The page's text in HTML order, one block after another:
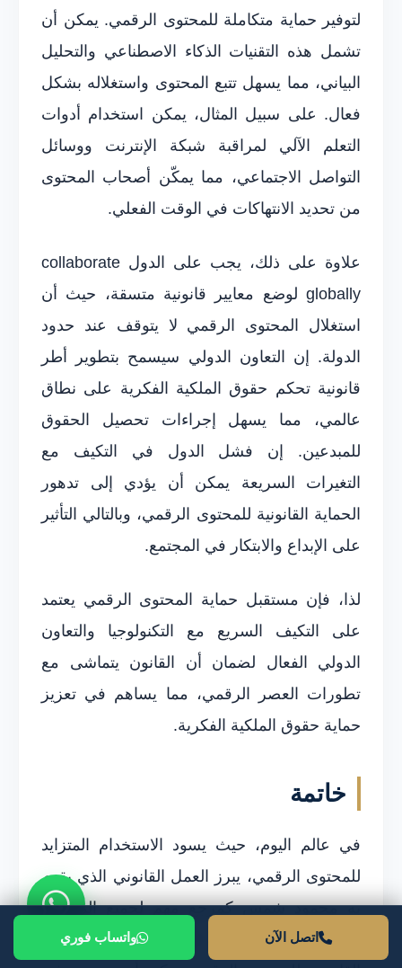
لتوفير حماية متكاملة للمحتوى الرقمي. يمكن أن
تشمل هذه التقنيات الذكاء الاصطناعي والتحليل
البياني، مما يسهل تتبع المحتوى واستغلاله بشكل
فعال. على سبيل المثال، يمكن استخدام أدوات
التعلم الآلي لمراقبة شبكة الإنترنت ووسائل
التواصل الاجتماعي، مما يمكّن أصحاب المحتوى
من تحديد الانتهاكات في الوقت الفعلي.
علاوة على ذلك، يجب على الدول collaborate
globally لوضع معايير قانونية متسقة، حيث أن
استغلال المحتوى الرقمي لا يتوقف عند حدود
الدولة. إن التعاون الدولي سيسمح بتطوير أطر
قانونية تحكم حقوق الملكية الفكرية على نطاق
عالمي، مما يسهل إجراءات تحصيل الحقوق
للمبدعين. إن فشل الدول في التكيف مع
التغيرات السريعة يمكن أن يؤدي إلى تدهور
الحماية القانونية للمحتوى الرقمي، وبالتالي التأثير
على الإبداع والابتكار في المجتمع.
لذا، فإن مستقبل حماية المحتوى الرقمي يعتمد
على التكيف السريع مع التكنولوجيا والتعاون
الدولي الفعال لضمان أن القانون يتماشى مع
تطورات العصر الرقمي، مما يساهم في تعزيز
حماية حقوق الملكية الفكرية.
خاتمة
في عالم اليوم، حيث يسود الاستخدام المتزايد
للمحتوى الرقمي، يبرز العمل القانوني الذي يقوم
به محمود شمس كمرجع مهم لجميع المهتمين
بحماية حقوق الملكية الفكرية. الاستغلال غير
اتصل الآن واتساب فوري